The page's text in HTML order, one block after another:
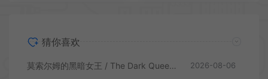
猜你喜欢
莫索尔姆的黑暗女王 / The Dark Queen of Mortholme 多结局叙事游戏 2026-08-06